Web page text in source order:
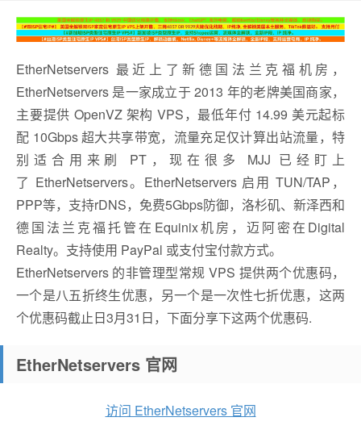
EtherNetservers 最近上了新德国法兰克福机房，
EtherNetservers 是一家成立于 2013 年的老牌美国商家，
主要提供 OpenVZ 架构 VPS，最低年付 14.99 美元起标
配 10Gbps 超大共享带宽，流量充足仅计算出站流量，特
别适合用来刷 PT，现在很多 MJJ 已经盯上
了 EtherNetservers。EtherNetservers 启用 TUN/TAP，
PPP等，支持rDNS，免费5Gbps防御，洛杉矶、新泽西和
德国法兰克福托管在Equinix机房，迈阿密在Digital
Realty。支持使用 PayPal 或支付宝付款方式。
EtherNetservers 的非管理型常规 VPS 提供两个优惠码，
一个是八五折终生优惠，另一个是一次性七折优惠，这两
个优惠码截止日3月31日，下面分享下这两个优惠码.
EtherNetservers 官网
访问 EtherNetservers 官网